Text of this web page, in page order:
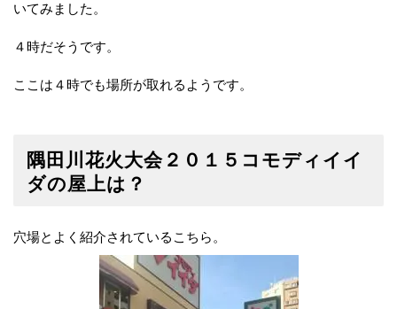
いてみました。
４時だそうです。
ここは４時でも場所が取れるようです。
隅田川花火大会２０１５コモディイイ
ダの屋上は？
穴場とよく紹介されているこちら。